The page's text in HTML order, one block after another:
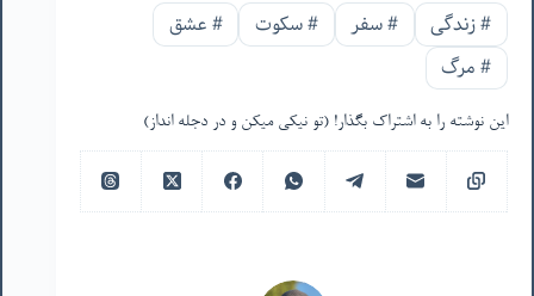
#زندگی #سفر #سکوت #عشق
#مرگ
این نوشته را به اشتراک بگذار! (تو نیکی میکن و در دجله انداز)